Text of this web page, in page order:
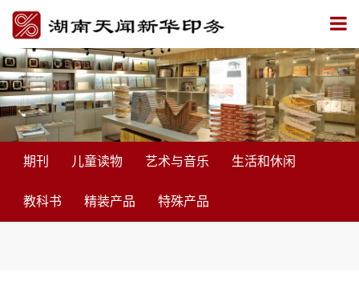
期刊 儿童读物 艺术与音乐 生活和休闲
教科书 精装产品 特殊产品